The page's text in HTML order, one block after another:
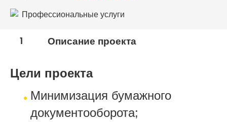
Профессиональные услуги
ИТ-услуги, телекоммуникации, интернет, связь
1 Описание проекта
Цели проекта
Минимизация бумажного
документооборота;